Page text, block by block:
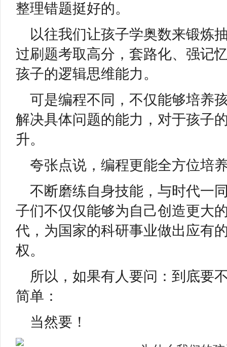
整理错题挺好的。
以往我们让孩子学奥数来锻炼
过刷题考取高分，套路化、强记
孩子的逻辑思维能力。
可是编程不同，不仅能够培养
解决具体问题的能力，对于孩子
升。
夸张点说，编程更能全方位培
不断磨练自身技能，与时代一
子们不仅仅能够为自己创造更大
代，为国家的科研事业做出应有
权。
所以，如果有人要问：到底要
简单：
当然要！